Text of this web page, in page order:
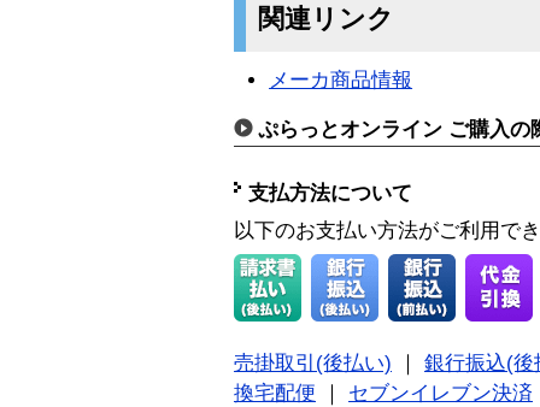
関連リンク
メーカ商品情報
ぷらっとオンライン ご購入の
支払方法について
以下のお支払い方法がご利用で
売掛取引(後払い)
銀行振込(後
換宅配便
セブンイレブン決済